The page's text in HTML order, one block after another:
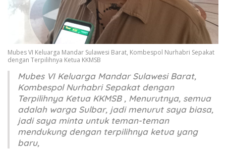
Mubes VI Keluarga Mandar Sulawesi Barat, Kombespol Nurhabri Sepakat
dengan Terpilihnya Ketua KKMSB
Mubes VI Keluarga Mandar Sulawesi Barat,
Kombespol Nurhabri Sepakat dengan
Terpilihnya Ketua KKMSB , Menurutnya, semua
adalah warga Sulbar, jadi menurut saya biasa,
jadi saya minta untuk teman-teman
mendukung dengan terpilihnya ketua yang
baru,